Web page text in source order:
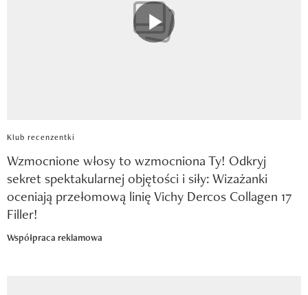
Klub recenzentki
Wzmocnione włosy to wzmocniona Ty! Odkryj
sekret spektakularnej objętości i siły: Wizażanki
oceniają przełomową linię Vichy Dercos Collagen 17
Filler!
Współpraca reklamowa